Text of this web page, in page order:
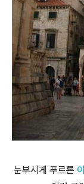
눈부시게 푸르른